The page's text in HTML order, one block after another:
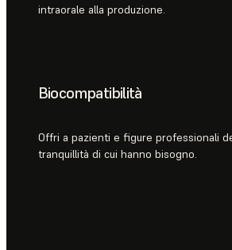
intraorale alla produzione.
Biocompatibilità
Offri a pazienti e figure professionali
tranquillità di cui hanno bisogno.